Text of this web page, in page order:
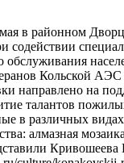
в районном
содействии
обслуживания
Кольской
направлено на
талантов
в различных
алмазная
Кривошеева